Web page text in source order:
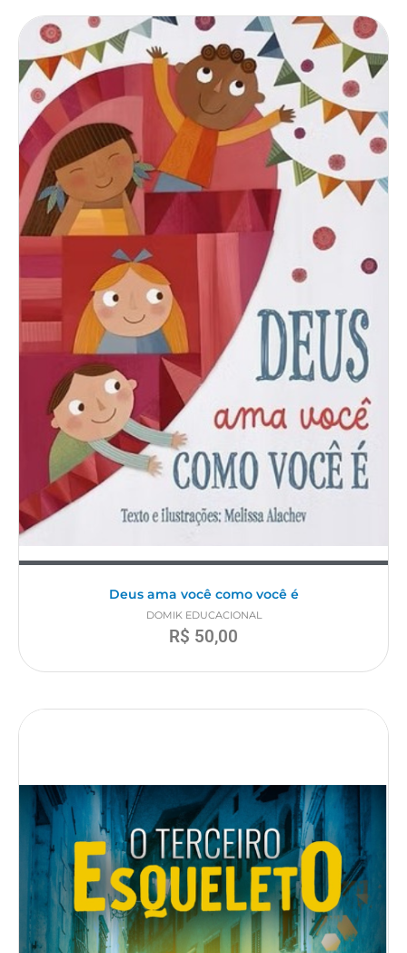
Deus ama você como você é
DOMIK EDUCACIONAL
R$ 50,00